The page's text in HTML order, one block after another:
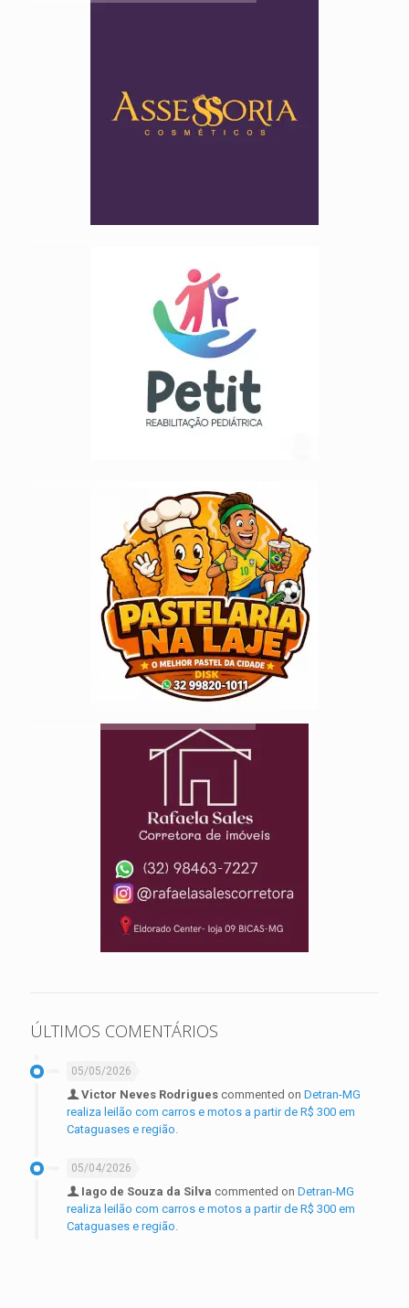
ÚLTIMOS COMENTÁRIOS
05/05/2026
Victor Neves Rodrigues commented on Detran-MG
realiza leilão com carros e motos a partir de R$ 300 em
Cataguases e região.
05/04/2026
Iago de Souza da Silva commented on Detran-MG
realiza leilão com carros e motos a partir de R$ 300 em
Cataguases e região.